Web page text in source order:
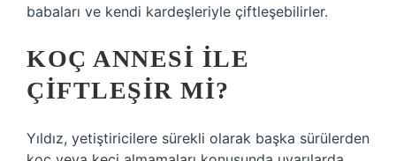
babaları ve kendi kardeşleriyle çiftleşebilirler.
KOÇ ANNESI ILE
ÇIFTLEŞIR MI?
Yıldız, yetiştiricilere sürekli olarak başka sürülerden